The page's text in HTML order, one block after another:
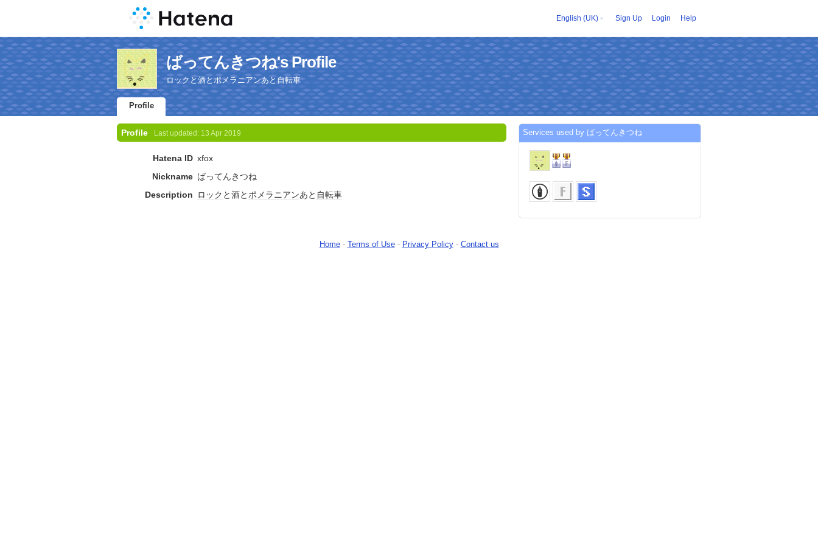
English (UK) Sign Up Login Help
ばってんきつね's Profile
ロックと酒とポメラニアンあと自転車
Profile
Profile Last updated: 13 Apr 2019
Hatena ID xfox
Nickname ばってんきつね
Description
ロック と酒とポメラニアンあと 自転車
Services used by ばってんきつね
Home- Terms of Use- Privacy Policy- Contact us